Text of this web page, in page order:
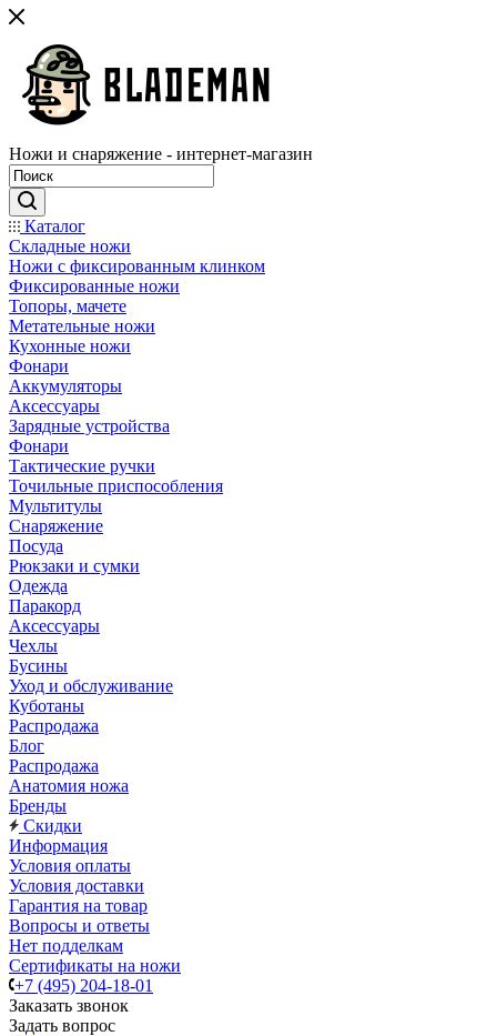
Ножи и снаряжение - интернет-магазин
Каталог
Складные ножи
Ножи с фиксированным клинком
Фиксированные ножи
Топоры, мачете
Метательные ножи
Кухонные ножи
Фонари
Аккумуляторы
Аксессуары
Зарядные устройства
Фонари
Тактические ручки
Точильные приспособления
Мультитулы
Снаряжение
Посуда
Рюкзаки и сумки
Одежда
Паракорд
Аксессуары
Чехлы
Бусины
Уход и обслуживание
Куботаны
Распродажа
Блог
Распродажа
Анатомия ножа
Бренды
Скидки
Информация
Условия оплаты
Условия доставки
Гарантия на товар
Вопросы и ответы
Нет подделкам
Сертификаты на ножи
+7 (495) 204-18-01
Заказать звонок
Задать вопрос